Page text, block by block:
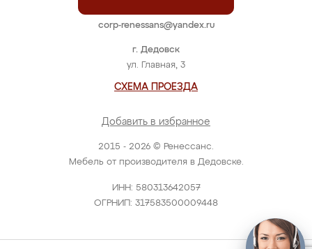
2015 - 2026 © Ренессанс.
Мебель от производителя в Дедовске.
ИНН: 580313642057
ОГРНИП: 317583500009448
г. Дедовск
ул. Главная, 3
СХЕМА ПРОЕЗДА
Добавить в избранное
corp-renessans@yandex.ru